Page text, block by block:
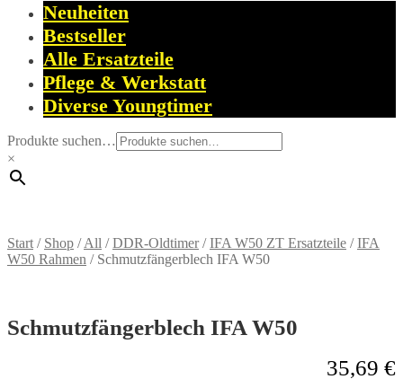
Neuheiten
Bestseller
Alle Ersatzteile
Pflege & Werkstatt
Diverse Youngtimer
Produkte suchen…
×
Start / Shop /All /DDR-Oldtimer/IFA W50 ZT Ersatzteile /IFA
W50 Rahmen / Schmutzfängerblech IFA W50
Schmutzfängerblech IFA W50
35,69 €